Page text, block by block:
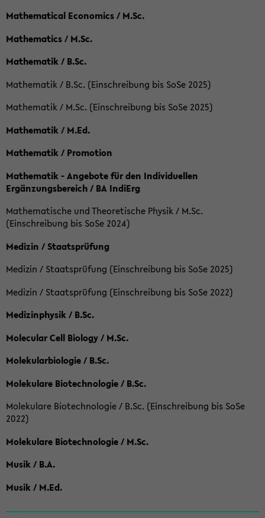
Mathematical Economics / M.Sc.
Mathematics / M.Sc.
Mathematik / B.Sc.
Mathematik / B.Sc. (Einschreibung bis SoSe 2025)
Mathematik / M.Sc. (Einschreibung bis SoSe 2025)
Mathematik / M.Ed.
Mathematik / Promotion
Mathematik - Angebote für den Individuellen
Ergänzungsbereich / BA IndiErg
Mathematische und Theoretische Physik / M.Sc.
(Einschreibung bis SoSe 2024)
Medizin / Staatsprüfung
Medizin / Staatsprüfung (Einschreibung bis SoSe 2025)
Medizin / Staatsprüfung (Einschreibung bis SoSe 2022)
Medizinphysik / B.Sc.
Molecular Cell Biology / M.Sc.
Molekularbiologie / B.Sc.
Molekulare Biotechnologie / B.Sc.
Molekulare Biotechnologie / B.Sc. (Einschreibung bis SoSe
2022)
Molekulare Biotechnologie / M.Sc.
Musik / B.A.
Musik / M.Ed.